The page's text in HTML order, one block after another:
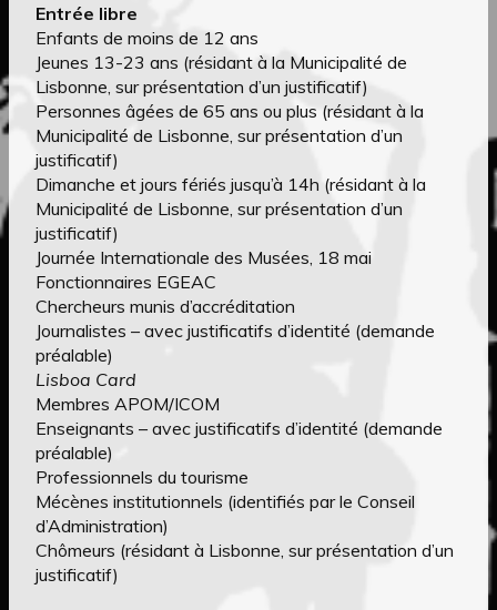
Entrée libre
Enfants de moins de 12 ans
Jeunes 13-23 ans (résidant à la Municipalité de
Lisbonne, sur présentation d’un justificatif)
Personnes âgées de 65 ans ou plus (résidant à la
Municipalité de Lisbonne, sur présentation d’un
justificatif)
Dimanche et jours fériés jusqu’à 14h (résidant à la
Municipalité de Lisbonne, sur présentation d’un
justificatif)
Journée Internationale des Musées, 18 mai
Fonctionnaires EGEAC
Chercheurs munis d’accréditation
Journalistes – avec justificatifs d’identité (demande
préalable)
Lisboa Card
Membres APOM/ICOM
Enseignants – avec justificatifs d’identité (demande
préalable)
Professionnels du tourisme
Mécènes institutionnels (identifiés par le Conseil
d’Administration)
Chômeurs (résidant à Lisbonne, sur présentation d’un
justificatif)